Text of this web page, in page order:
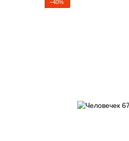
−40%